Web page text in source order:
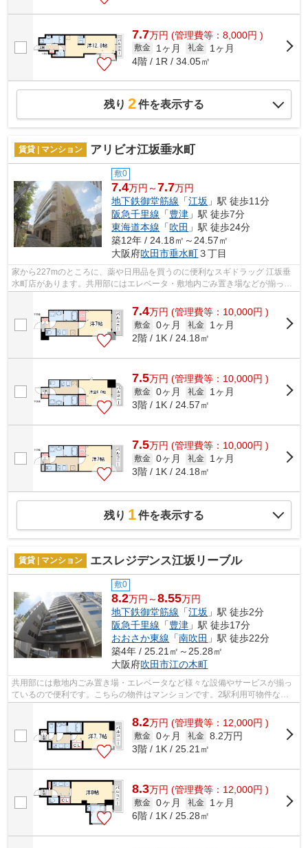
7.7万円 (管理費等：8,000円 )
敷金 1ヶ月 礼金
1ヶ月
4階 / 1R / 34.05㎡
残り 2件を表示する
賃貸 | マンション アリビオ江坂垂水町
敷0
7.4万円～7.7万円
地下鉄御堂筋線 「江坂 」駅 徒歩11分
阪急千里線 「豊津 」駅 徒歩7分
東海道本線 「吹田 」駅 徒歩24分
築12年 / 24.18㎡～24.57㎡
大阪府吹田市垂水町３丁目
家から227mのところに、薬や日用品を買うのに便利なスギドラッグ 江坂垂
水町店があります。共用部にはエレベータ・敷地内ごみ置き場などが揃って
おり、とても充実しています。タイルが...
7.4万円 (管理費等：10,000円 )
敷金 0ヶ月 礼金
1ヶ月
2階 / 1K / 24.18㎡
7.5万円 (管理費等：10,000円 )
敷金 0ヶ月 礼金
1ヶ月
3階 / 1K / 24.57㎡
7.5万円 (管理費等：10,000円 )
敷金 0ヶ月 礼金
1ヶ月
3階 / 1K / 24.18㎡
残り 1件を表示する
賃貸 | マンション エスレジデンス江坂リーブル
敷0
8.2万円～8.55万円
地下鉄御堂筋線 「江坂 」駅 徒歩2分
阪急千里線 「豊津 」駅 徒歩17分
おおさか東線 「南吹田 」駅 徒歩22分
築4年 / 25.21㎡～25.28㎡
大阪府吹田市江の木町
共用部には敷地内ごみ置き場・エレベータなど様々な設備やサービスが揃っ
ているので便利です。こちらの物件はマンションです。2駅利用可物件なの
で、よく電車を利用する方にピッタリで...
8.2万円 (管理費等：12,000円 )
敷金 0ヶ月 礼金 8.2万円
3階 / 1K / 25.21㎡
8.3万円 (管理費等：12,000円 )
敷金 0ヶ月 礼金
1ヶ月
6階 / 1K / 25.28㎡